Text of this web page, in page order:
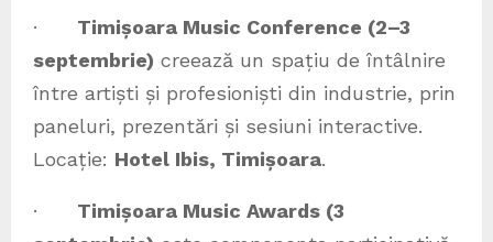
· Timișoara Music Conference (2–3
septembrie) creează un spațiu de întâlnire
între artiști și profesioniști din industrie, prin
paneluri, prezentări și sesiuni interactive.
Locație: Hotel Ibis, Timișoara.
· Timișoara Music Awards (3